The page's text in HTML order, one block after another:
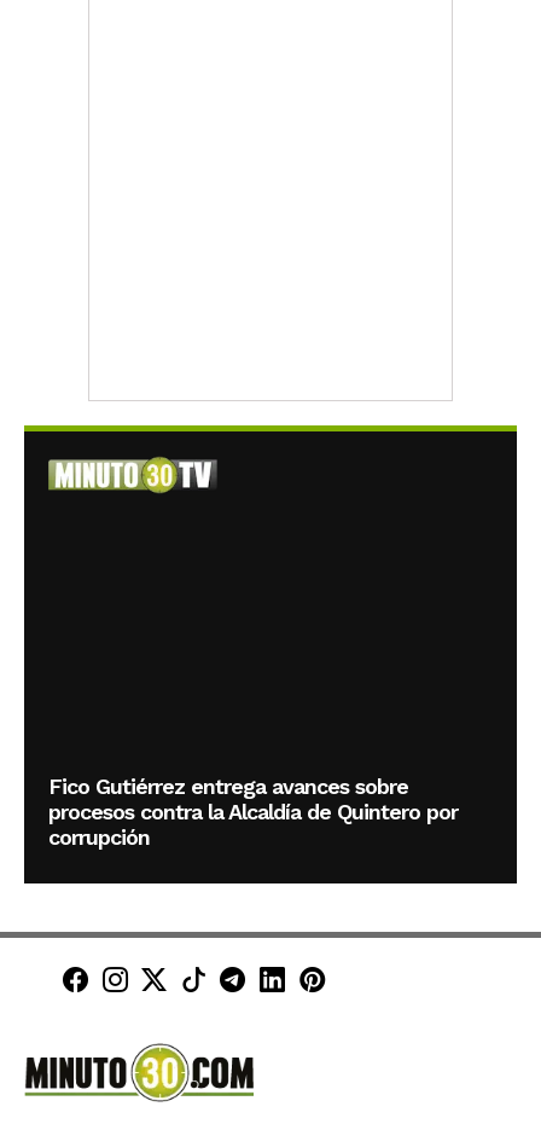
Fico Gutiérrez entrega avances sobre
procesos contra la Alcaldía de Quintero por
corrupción
Minuto30 en Facebook
Minuto30 en Instagram
Minuto30 en X (Twitter)
Minuto30 en TikTok
Canal de Minuto30 en
Minuto30 en LinkedIn
Minuto30 en